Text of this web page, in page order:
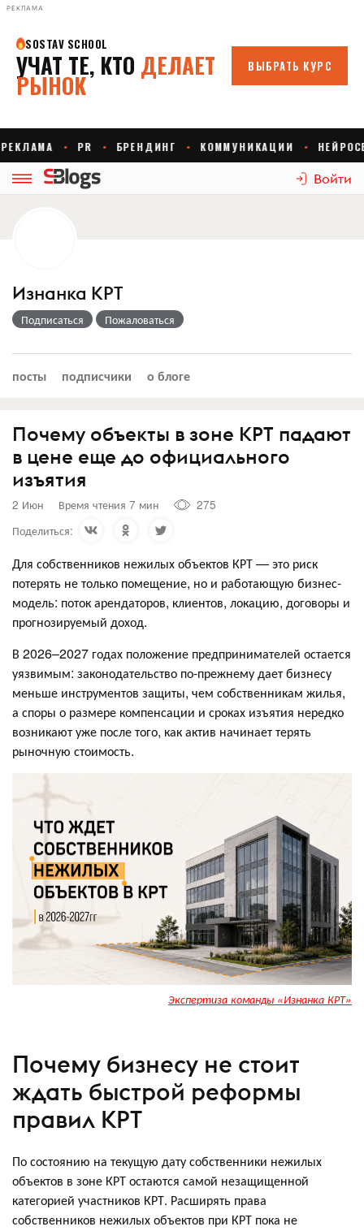
РЕКЛАМА
Войти
Изнанка КРТ
Подписаться Пожаловаться
посты подписчики о блоге
Почему объекты в зоне КРТ падают
в цене еще до официального
изъятия
2 Июн Время чтения 7 мин
275
Поделиться:
Для собственников нежилых объектов КРТ — это риск
потерять не только помещение, но и работающую бизнес-
модель: поток арендаторов, клиентов, локацию, договоры и
прогнозируемый доход.
В 2026–2027 годах положение предпринимателей остается
уязвимым: законодательство по-прежнему дает бизнесу
меньше инструментов защиты, чем собственникам жилья,
а споры о размере компенсации и сроках изъятия нередко
возникают уже после того, как актив начинает терять
рыночную стоимость.
Экспертиза команды «Изнанка КРТ»
Почему бизнесу не стоит
ждать быстрой реформы
правил КРТ
По состоянию на текущую дату собственники нежилых
объектов в зоне КРТ остаются самой незащищенной
категорией участников КРТ. Расширять права
собственников нежилых объектов при КРТ пока не